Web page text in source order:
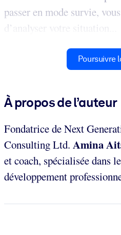
passer en mode survie,
d’analyser votre situation...
Poursuivre
À propos de l’auteur
Fondatrice de Next
Consulting Ltd. Amina
et coach, spécialisée dans
développement